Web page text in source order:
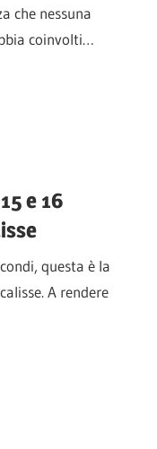
che nessuna
coinvolti…
e 16
questa è la
A rendere